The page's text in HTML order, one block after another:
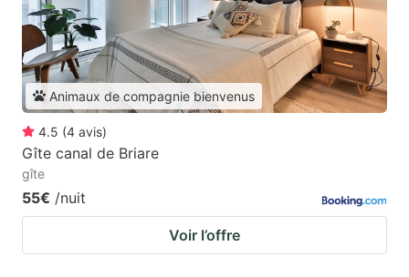
Animaux de compagnie bienvenus
4.5 (4 avis)
Gîte canal de Briare
gîte
55€ /nuit
Voir l’offre